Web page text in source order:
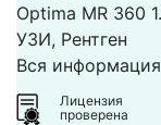
Optima MR 360
УЗИ, Рентген
Вся
Лицензия
проверена